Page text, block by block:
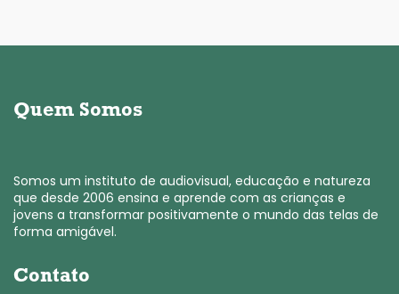
Quem Somos
Somos um instituto de audiovisual, educação e natureza
que desde 2006 ensina e aprende com as crianças e
jovens a transformar positivamente o mundo das telas de
forma amigável.
Contato